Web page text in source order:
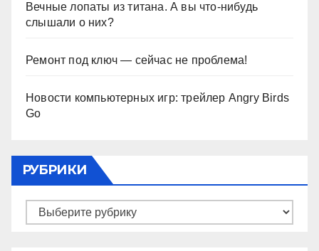
Вечные лопаты из титана. А вы что-нибудь
слышали о них?
Ремонт под ключ — сейчас не проблема!
Новости компьютерных игр: трейлер Angry Birds
Go
РУБРИКИ
Рубрики